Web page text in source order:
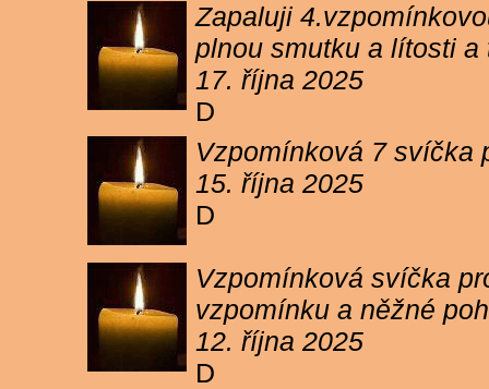
Zapaluji
plnou smutku a lítosti
17. října 2025
D
Vzpomínková 7 svíčka
15. října 2025
D
Vzpomínková svíčka
vzpomínku a něžné
12. října 2025
D